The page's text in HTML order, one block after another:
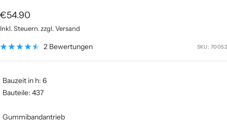
Angebotspreis
€54.90
Inkl. Steuern. zzgl. Versand
2 Bewertungen SKU: 70052
Bauzeit in h: 6
Bauteile: 437
Gummibandantrieb